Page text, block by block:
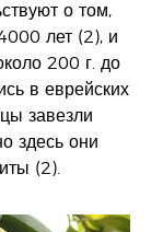
о том,
лет (2), и
200 г. до
в еврейских
завезли
здесь они
(2).